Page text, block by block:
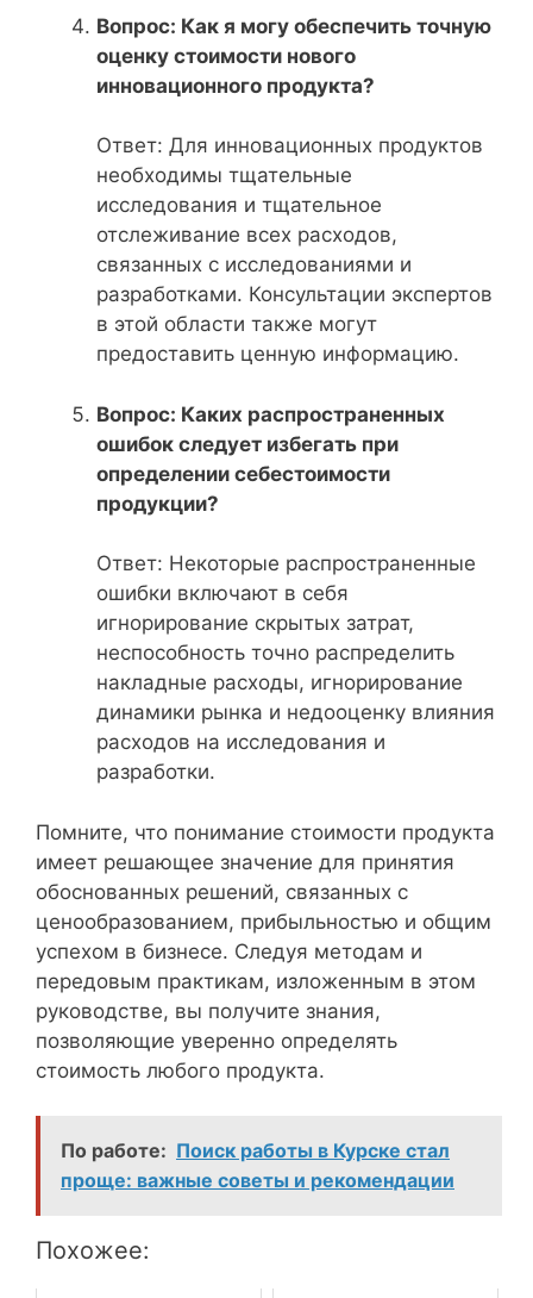
Вопрос: Как я могу обеспечить точную
оценку стоимости нового
инновационного продукта?
Ответ: Для инновационных продуктов
необходимы тщательные
исследования и тщательное
отслеживание всех расходов,
связанных с исследованиями и
разработками. Консультации экспертов
в этой области также могут
предоставить ценную информацию.
Вопрос: Каких распространенных
ошибок следует избегать при
определении себестоимости
продукции?
Ответ: Некоторые распространенные
ошибки включают в себя
игнорирование скрытых затрат,
неспособность точно распределить
накладные расходы, игнорирование
динамики рынка и недооценку влияния
расходов на исследования и
разработки.
Помните, что понимание стоимости продукта
имеет решающее значение для принятия
обоснованных решений, связанных с
ценообразованием, прибыльностью и общим
успехом в бизнесе. Следуя методам и
передовым практикам, изложенным в этом
руководстве, вы получите знания,
позволяющие уверенно определять
стоимость любого продукта.
По работе: Поиск работы в Курске стал
проще: важные советы и рекомендации
Похожее: